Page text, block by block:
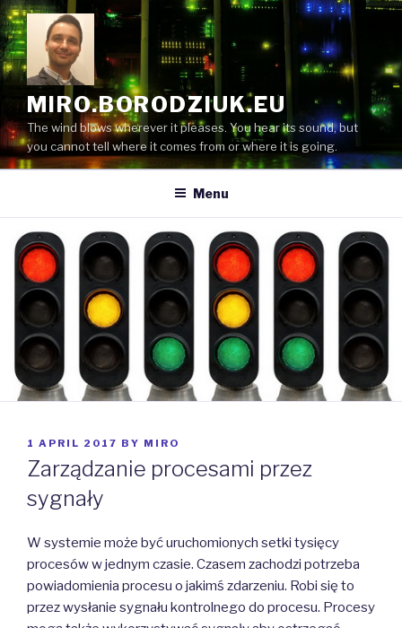
Skip
to
content
MIRO.BORODZIUK.EU
The wind blows wherever it pleases. You hear its sound, but
you cannot tell where it comes from or where it is going.
Menu
POSTED
ON
1 APRIL 2017 BY MIRO
Zarządzanie procesami przez
sygnały
W systemie może być uruchomionych setki tysięcy
procesów w jednym czasie. Czasem zachodzi potrzeba
powiadomienia procesu o jakimś zdarzeniu. Robi się to
przez wysłanie sygnału kontrolnego do procesu. Procesy